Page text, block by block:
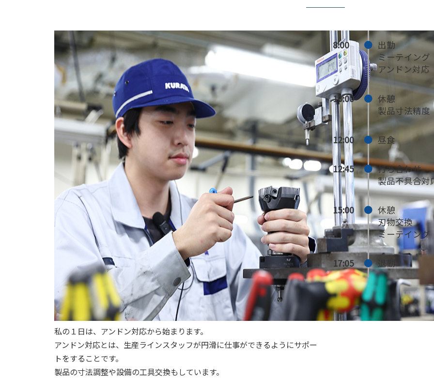
私の１日は、アンドン対応から始まります。
アンドン対応とは、生産ラインスタッフが円滑に仕事ができるようにサポー
トをすることです。
製品の寸法調整や設備の工具交換もしています。
8:00
出勤
ミーテイング
アンドン対応
10:00
休憩
製品寸法精度
12:00 昼食
12:45
打ち合わせ
製品不具合対
15:00
休憩
刃物交換
ミーテイング
17:05 退勤